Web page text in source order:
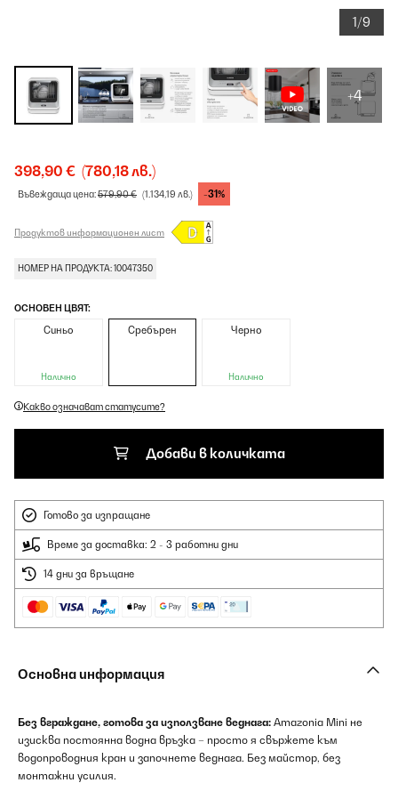
1/9
+4
398,90 € (780,18 лв.)
Въвеждаща цена:579,90 € (1.134,19 лв.) -31%
Продуктов информационен лист
НОМЕР НА ПРОДУКТА: 10047350
ОСНОВЕН ЦВЯТ:
Синьо
Налично
Сребърен Черно
Налично
Какво означават статусите?
Добави в количката
Готово за изпращане
Време за доставка: 2 - 3 работни дни
14 дни за връщане
Основна информация
Без вграждане, готова за използване веднага: Amazonia Mini не
изисква постоянна водна връзка – просто я свържете към
водопроводния кран и започнете веднага. Без майстор, без
монтажни усилия.